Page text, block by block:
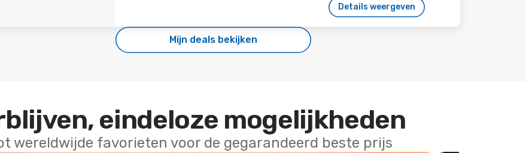
Details weergeven
Mijn deals bekijken
eindeloze mogelijkheden
wereldwijde favorieten voor de gegarandeerd beste prijs